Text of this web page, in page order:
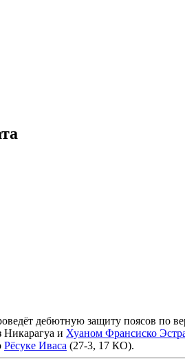
дебютную защиту поясов по
Никарагуа и Хуаном Франсиско
Рёсуке Иваса (27-3, 17 КО).